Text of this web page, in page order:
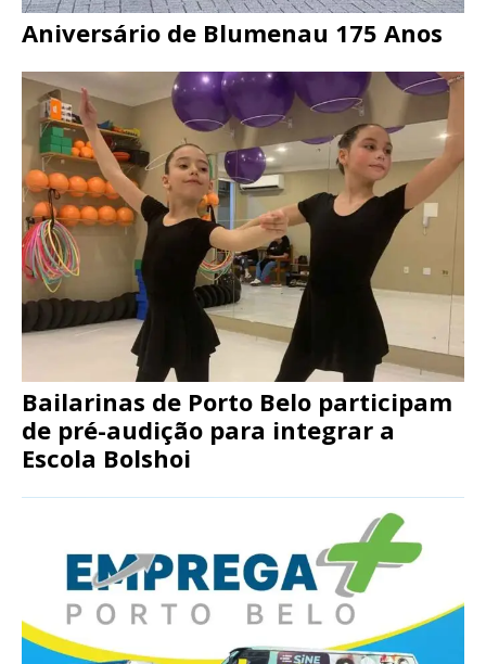
Aniversário de Blumenau 175 Anos
Bailarinas de Porto Belo participam
de pré-audição para integrar a
Escola Bolshoi